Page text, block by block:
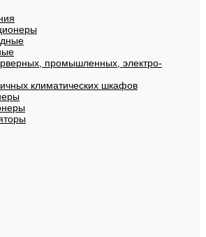
промышленных, электро-
климатических шкафов